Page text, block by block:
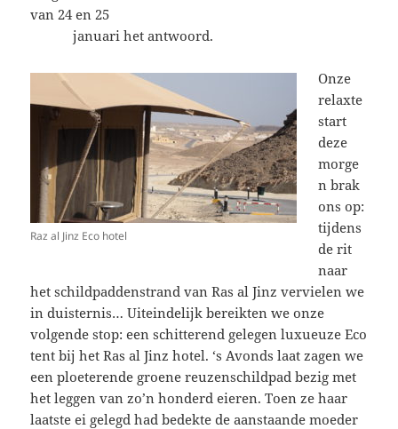
van 24 en 25
januari het antwoord.
Raz al Jinz Eco hotel
Onze
relaxte
start
deze
morge
n brak
ons op:
tijdens
de rit
naar
het schildpaddenstrand van Ras al Jinz vervielen we
in duisternis… Uiteindelijk bereikten we onze
volgende stop: een schitterend gelegen luxueuze Eco
tent bij het Ras al Jinz hotel. ‘s Avonds laat zagen we
een ploeterende groene reuzenschildpad bezig met
het leggen van zo’n honderd eieren. Toen ze haar
laatste ei gelegd had bedekte de aanstaande moeder